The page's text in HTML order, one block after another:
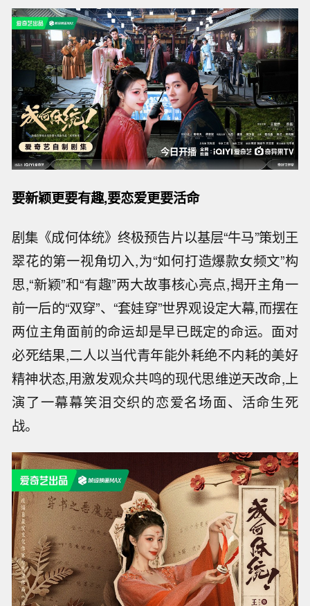
要新颖更要有趣,要恋爱更要活命
剧集《成何体统》终极预告片以基层“牛马”策划王
翠花的第一视角切入,为“如何打造爆款女频文”构
思,“新颖”和“有趣”两大故事核心亮点,揭开主角一
前一后的“双穿”、“套娃穿”世界观设定大幕,而摆在
两位主角面前的命运却是早已既定的命运。面对
必死结果,二人以当代青年能外耗绝不内耗的美好
精神状态,用激发观众共鸣的现代思维逆天改命,上
演了一幕幕笑泪交织的恋爱名场面、活命生死
战。